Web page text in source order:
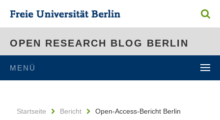
OPEN RESEARCH BLOG BERLIN
MENÜ
Startseite Bericht
Open-Access-Bericht Berlin